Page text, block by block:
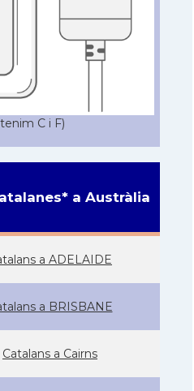
C i F)
a Austràlia
a ADELAIDE
a BRISBANE
Catalans a Cairns